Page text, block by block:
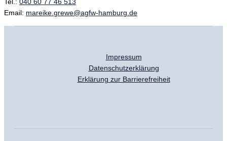
Tel.: 040 60 77 46 513
Email: mareike.grewe@agfw-hamburg.de
Impressum
Datenschutzerklärung
Erklärung zur Barrierefreiheit